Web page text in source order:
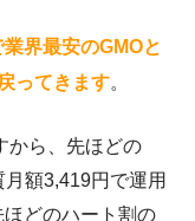
界最安のGMOと
ってきます。
から、先ほどの
額3,419円で運用
どのハート割の